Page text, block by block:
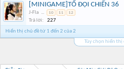
[MINIGAME]TỔ ĐỘI CHIẾN 36
J-Fla ... 10 11 12
Trả lời: 227
Hiển thị chủ đề từ 1 đến 2 của 2
Tùy chọn hiển thị